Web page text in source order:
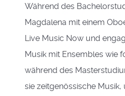
Während des
Magdalena mit einem
Live Music Now und
Musik mit Ensembles wie
während des
sie zeitgenössische